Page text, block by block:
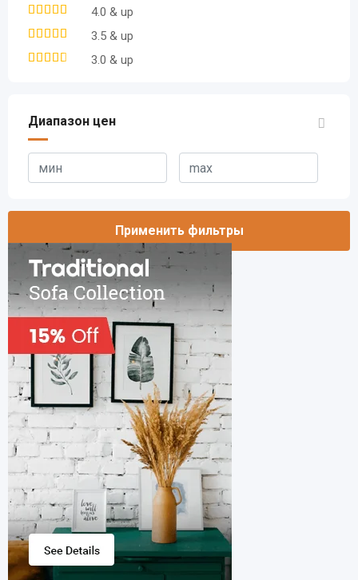
4.0 & up
3.5 & up
3.0 & up
Диапазон цен
Применить фильтры